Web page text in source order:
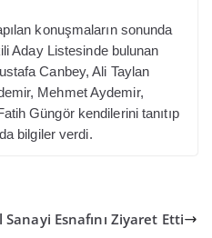
konuşmaların sonunda
Aday Listesinde bulunan
Canbey, Ali Taylan
Mehmet Aydemir,
Güngör kendilerini tanıtıp
bilgiler verdi.
Sanayi Esnafını Ziyaret Etti